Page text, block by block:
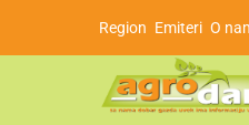
Region Emiteri O